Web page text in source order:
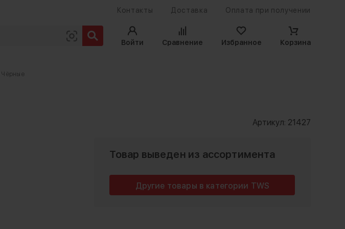
Контакты Доставка Оплата при получении
Войти
Сравнение Избранное Корзина
Чёрные
Артикул: 21427
Товар выведен из ассортимента
Другие товары в категории TWS